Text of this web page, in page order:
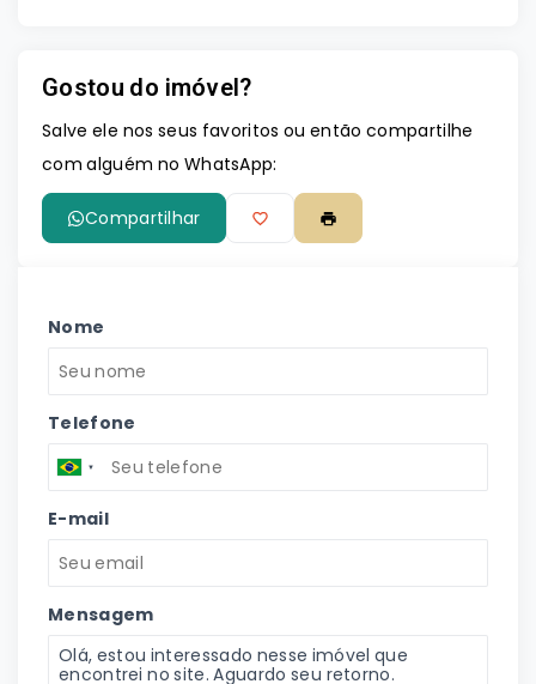
Gostou do imóvel?
Salve ele nos seus favoritos ou então compartilhe
com alguém no WhatsApp:
Compartilhar
Nome
Telefone
E-mail
Mensagem